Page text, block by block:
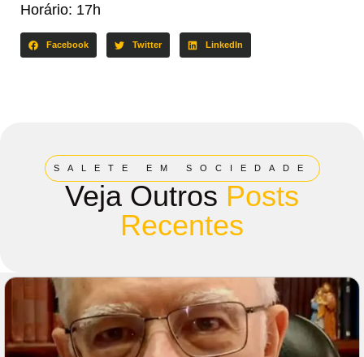
Horário: 17h
Facebook Twitter LinkedIn
SALETE EM SOCIEDADE
Veja Outros Posts
Recentes